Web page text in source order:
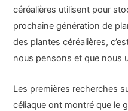
céréalières utilisent pour
prochaine génération de
des plantes céréalières,
nous pensons et que nous
Les premières recherches
céliaque ont montré que le